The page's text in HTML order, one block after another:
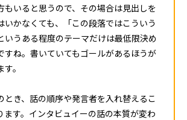
もいると思うので、その場合は見出しを
いかなくても、「この段落ではこういう
いうある程度のテーマだけは最低限決め
すね。書いていてもゴールがあるほうが
。
とき、話の順序や発言者を入れ替えるこ
ます。インタビュイーの話の本質が変わ